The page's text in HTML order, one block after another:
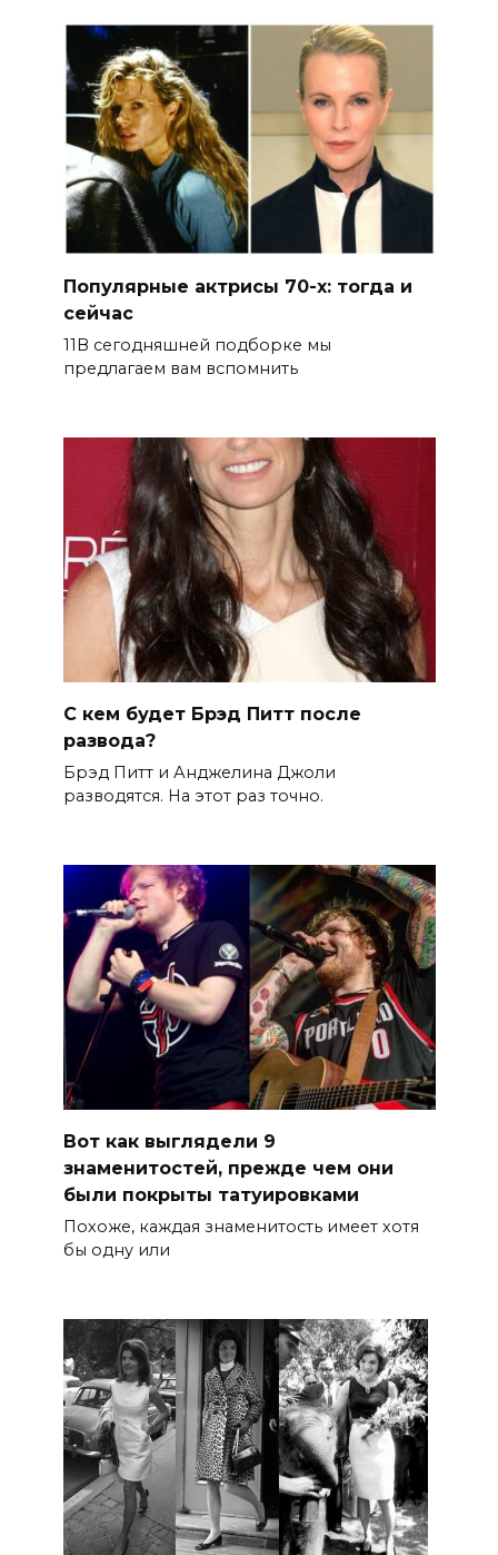
Популярные актрисы 70-х: тогда и
сейчас
11В сегодняшней подборке мы
предлагаем вам вспомнить
С кем будет Брэд Питт после
развода?
Брэд Питт и Анджелина Джоли
разводятся. На этот раз точно.
Вот как выглядели 9
знаменитостей, прежде чем они
были покрыты татуировками
Похоже, каждая знаменитость имеет хотя
бы одну или